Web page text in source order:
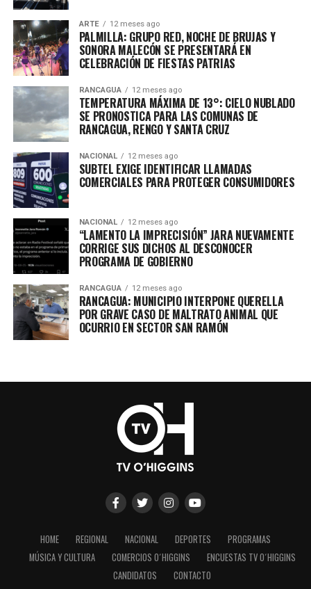
ARTE 12 meses ago
PALMILLA: GRUPO RED, NOCHE DE BRUJAS Y
SONORA MALECÓN SE PRESENTARÁ EN
CELEBRACIÓN DE FIESTAS PATRIAS
RANCAGUA 12 meses ago
TEMPERATURA MÁXIMA DE 13°: CIELO NUBLADO
SE PRONOSTICA PARA LAS COMUNAS DE
RANCAGUA, RENGO Y SANTA CRUZ
NACIONAL 12 meses ago
SUBTEL EXIGE IDENTIFICAR LLAMADAS
COMERCIALES PARA PROTEGER CONSUMIDORES
NACIONAL 12 meses ago
“LAMENTO LA IMPRECISIÓN” JARA NUEVAMENTE
CORRIGE SUS DICHOS AL DESCONOCER
PROGRAMA DE GOBIERNO
RANCAGUA 12 meses ago
RANCAGUA: MUNICIPIO INTERPONE QUERELLA
POR GRAVE CASO DE MALTRATO ANIMAL QUE
OCURRIO EN SECTOR SAN RAMÓN
HOME REGIONAL NACIONAL DEPORTES
PROGRAMAS
MÚSICA Y CULTURA
COMERCIOS O´HIGGINS
ENCUESTAS TV O´HIGGINS
CANDIDATOS
CONTACTO